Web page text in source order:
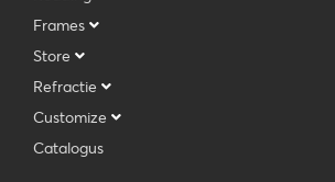
Frames
Store
Refractie
Customize
Catalogus